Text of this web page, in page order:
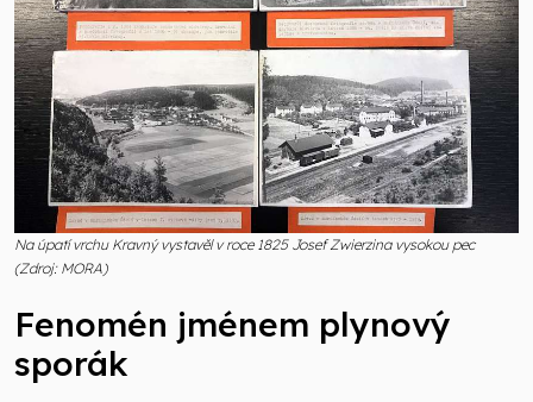
Na úpatí vrchu Kravný vystavěl v roce 1825 Josef Zwierzina vysokou pec
(Zdroj: MORA)
Fenomén jménem plynový
sporák